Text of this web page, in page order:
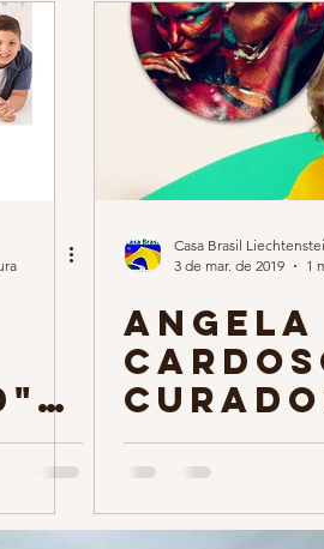
Casa Brasil
3 de mar. de 2019
1
Angela
arte